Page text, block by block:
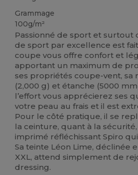
Grammage
100g/m²
Passionné de sport et surtout
de sport par excellence est
coupe vous offre confort et
apportant un maximum de
ses propriétés coupe-vent, sa
(2,000 g) et étanche (5000
l’effort vous apprécierez ses
votre peau au frais et il est
Pour le côté pratique, il se
la ceinture, quant à la sécurité,
imprimé réfléchissant Spiro
Sa teinte Léon Lime, déclinée
XXL, attend simplement de
dressing.